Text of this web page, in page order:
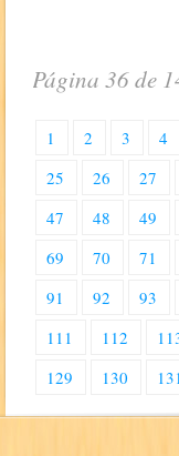
Página 36 de
1 2 3 4
25
26 27
47
48 49
69
70 71
91
92 93
111
112
129
130 131